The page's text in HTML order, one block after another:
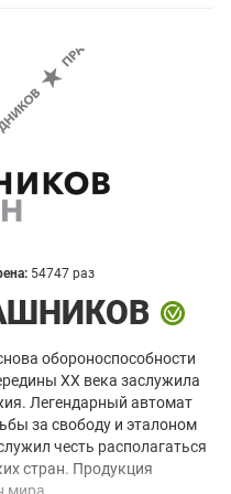
54747 раз
обороноспособности
XX века заслужила
Легендарный автомат
за свободу и эталоном
честь располагаться
стран. Продукция